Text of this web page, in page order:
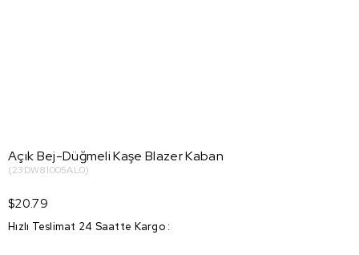
Açık Bej-Düğmeli Kaşe Blazer Kaban
(23DW81005AL0)
$20.79
Hızlı Teslimat 24 Saatte Kargo :